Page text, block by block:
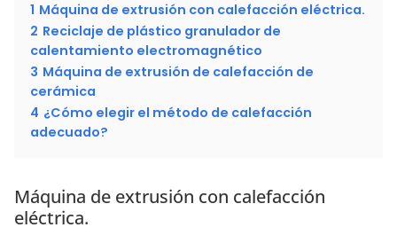
1 Máquina de extrusión con calefacción eléctrica.
2 Reciclaje de plástico granulador de
calentamiento electromagnético
3 Máquina de extrusión de calefacción de
cerámica
4 ¿Cómo elegir el método de calefacción
adecuado?
Máquina de extrusión con calefacción
eléctrica.